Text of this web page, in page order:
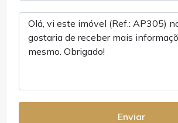
Enviar